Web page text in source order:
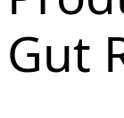
Gut